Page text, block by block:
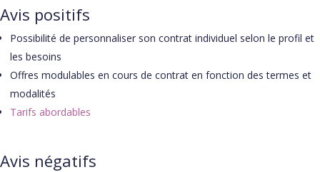
Avis positifs
Possibilité de personnaliser son contrat individuel selon le profil et
les besoins
Offres modulables en cours de contrat en fonction des termes et
modalités
Tarifs abordables
Avis négatifs